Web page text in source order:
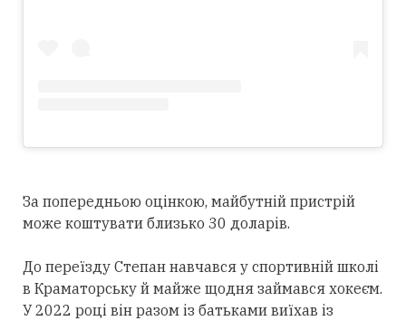
За попередньою оцінкою, майбутній пристрій
може коштувати близько 30 доларів.
До переїзду Степан навчався у спортивній школі
в Краматорську й майже щодня займався хокеєм.
У 2022 році він разом із батьками виїхав із